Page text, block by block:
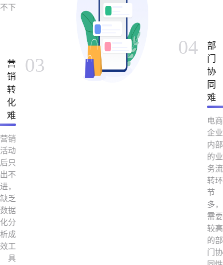
不下
营
销
转
化
难
营销
活动
后只
出不
进，
缺乏
数据
化分
析成
效工
具
03
04
部
门
协
同
难
电商
企业
内部
的业
务流
转环
节
多，
需要
较高
的部
门协